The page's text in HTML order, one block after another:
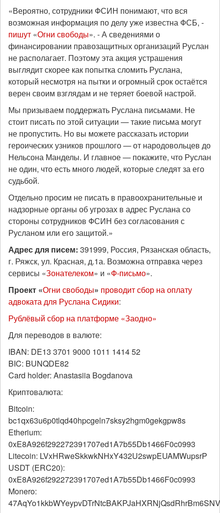
«Вероятно, сотрудники ФСИН понимают, что вся
возможная информация по делу уже известна ФСБ, -
пишут «Огни свободы». - А сведениями о
финансировании правозащитных организаций Руслан
не располагает. Поэтому эта акция устрашения
выглядит скорее как попытка сломить Руслана,
который несмотря на пытки и огромный срок остаётся
верен своим взглядам и не теряет боевой настрой.
Мы призываем поддержать Руслана письмами. Не
стоит писать по этой ситуации —такие письма могут
не пропустить. Но вы можете рассказать истории
героических узников прошлого—от народовольцев до
Нельсона Манделы. И главное—покажите, что Руслан
не один, что есть много людей, которые следят за его
судьбой.
Отдельно просим не писать в правоохранительные и
надзорные органы об угрозах в адрес Руслана со
стороны сотрудников ФСИН без согласования с
Русланом или его защитой.»
Адрес для писем: 391999, Россия, Рязанская область,
г. Ряжск, ул. Красная, д.1а. Возможна отправка через
сервисы «Зонателеком» и «Ф-письмо».
Проект «Огни свободы» проводит сбор на оплату
адвоката для Руслана Сидики:
Рублёвый сбор на платформе «Заодно»
Для переводов в валюте:
IBAN: DE13 3701 9000 1011 1414 52
BIC: BUNQDE82
Card holder: Anastasiia Bogdanova
Криптовалюта:
Bitcoin:
bc1qx63u6p0tlqd40hpcgeln7sksy2hgm0gekgpw8s
Etherium:
0xE8A926f292272391707ed1A7b55Db1466F0c0993
Litecoin: LVxHRweSkkwkNHxY432U2swpEUAMWupsrP
USDT (ERC20):
0xE8A926f292272391707ed1A7b55Db1466F0c0993
Monero: